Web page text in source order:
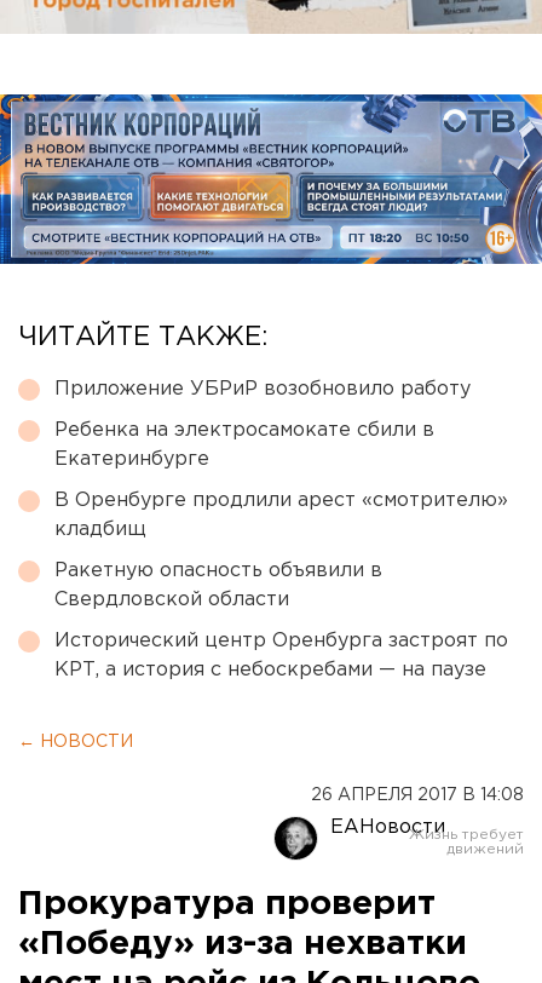
ЧИТАЙТЕ ТАКЖЕ:
Приложение УБРиР возобновило работу
Ребенка на электросамокате сбили в
Екатеринбурге
В Оренбурге продлили арест «смотрителю»
кладбищ
Ракетную опасность объявили в
Свердловской области
Исторический центр Оренбурга застроят по
КРТ, а история с небоскребами — на паузе
← НОВОСТИ
26 АПРЕЛЯ 2017 В 14:08
ЕАНовости
Прокуратура проверит
«Победу» из-за нехватки